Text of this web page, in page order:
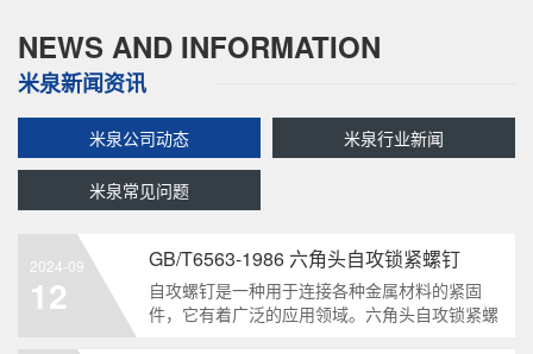
NEWS AND INFORMATION
米泉新闻资讯
米泉公司动态 米泉行业新闻
米泉常见问题
2024-09
12
GB/T6563-1986 六角头自攻锁紧螺钉
自攻螺钉是一种用于连接各种金属材料的紧固
件，它有着广泛的应用领域。六角头自攻锁紧螺